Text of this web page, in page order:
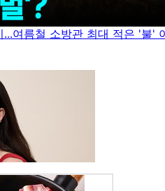
...여름철 소방관 최대 적은 '불'